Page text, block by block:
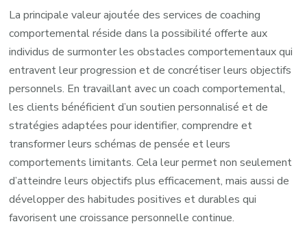
La principale valeur ajoutée des services de coaching
comportemental réside dans la possibilité offerte aux
individus de surmonter les obstacles comportementaux qui
entravent leur progression et de concrétiser leurs objectifs
personnels. En travaillant avec un coach comportemental,
les clients bénéficient d’un soutien personnalisé et de
stratégies adaptées pour identifier, comprendre et
transformer leurs schémas de pensée et leurs
comportements limitants. Cela leur permet non seulement
d’atteindre leurs objectifs plus efficacement, mais aussi de
développer des habitudes positives et durables qui
favorisent une croissance personnelle continue.